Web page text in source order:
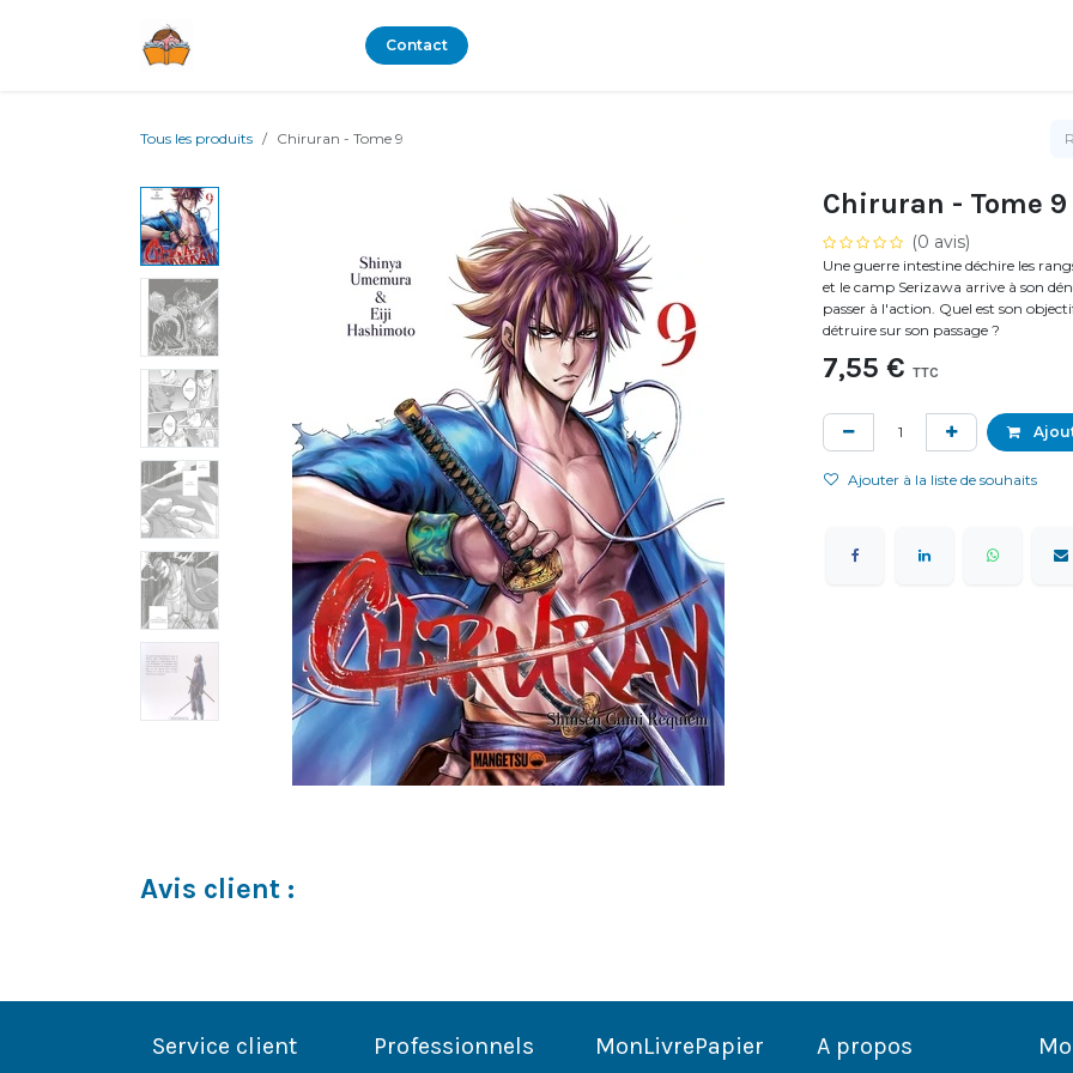
Contact
Tous les produits Chiruran - Tome 9
Chiruran - Tome 9
(0 avis)
Une guerre intestine déchire les
et le camp Serizawa arrive à son
passer à l'action. Quel est son
détruire sur son passage ?
7,55 € TTC
Ajouter à la liste de souhaits
Avis client :
Service client Professionnels MonLivrePapier A propos